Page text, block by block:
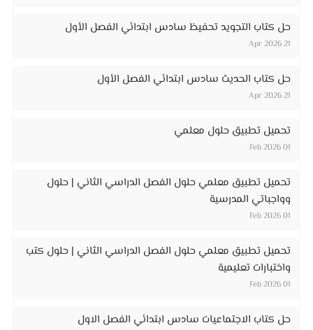
حل كتاب التجويد تحفيظ سادس ابتدائي الفصل الأول
21 Apr 2026
حل كتاب الحديث سادس ابتدائي الفصل الأول
21 Apr 2026
تحميل تطبيق حلول معلمي
01 Feb 2026
تحميل تطبيق معلمي حلول الفصل الدراسي الثاني | حلول
وواجباتي المدرسية
01 Feb 2026
تحميل تطبيق معلمي حلول الفصل الدراسي الثاني | حلول كتب
واختبارات تعليمية
01 Feb 2026
حل كتاب الاجتماعيات سادس ابتدائي الفصل الاول